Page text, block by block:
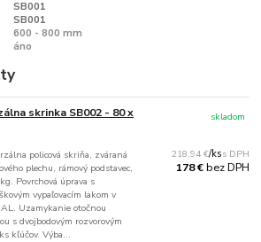
SB001
SB001
600 - 800 mm
áno
skrinka SB002 - 80 x
policová skriňa, zváraná
plechu, rámový podstavec,
Povrchová úprava s
vypaľovacím lakom v
Uzamykanie otočnou
s dvojbodovým rozvorovým
kľúčov. Výba...
218,94 €/ks
178 €bez DPH
skladom